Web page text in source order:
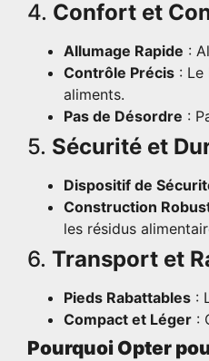
4. Confort et
Allumage Rapide :
Contrôle Précis :
aliments.
Pas de Désordre :
5. Sécurité et
Dispositif de
Construction
les résidus
6. Transport et
Pieds Rabattables :
Compact et Léger :
Pourquoi Opter